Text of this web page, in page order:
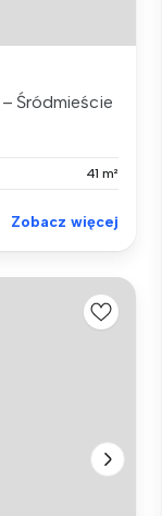
Śródmieście
41 m²
Zobacz więcej